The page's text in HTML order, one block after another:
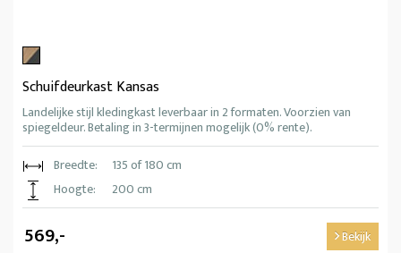
Schuifdeurkast Kansas
Landelijke stijl kledingkast leverbaar in 2 formaten. Voorzien van
spiegeldeur. Betaling in 3-termijnen mogelijk (0% rente).
Breedte:
135 of 180 cm
Hoogte:
200 cm
569,- Bekijk